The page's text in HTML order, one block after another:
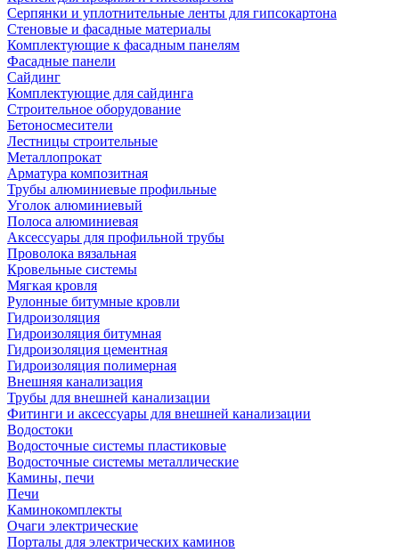
Серпянки и уплотнительные ленты для гипсокартона
Стеновые и фасадные материалы
Комплектующие к фасадным панелям
Фасадные панели
Сайдинг
Комплектующие для сайдинга
Строительное оборудование
Бетоносмесители
Лестницы строительные
Металлопрокат
Арматура композитная
Трубы алюминиевые профильные
Уголок алюминиевый
Полоса алюминиевая
Аксессуары для профильной трубы
Проволока вязальная
Кровельные системы
Мягкая кровля
Рулонные битумные кровли
Гидроизоляция
Гидроизоляция битумная
Гидроизоляция цементная
Гидроизоляция полимерная
Внешняя канализация
Трубы для внешней канализации
Фитинги и аксессуары для внешней канализации
Водостоки
Водосточные системы пластиковые
Водосточные системы металлические
Камины, печи
Печи
Каминокомплекты
Очаги электрические
Порталы для электрических каминов